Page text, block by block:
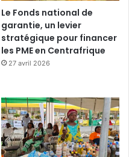
Le Fonds national de
garantie, un levier
stratégique pour financer
les PME en Centrafrique
27 avril 2026